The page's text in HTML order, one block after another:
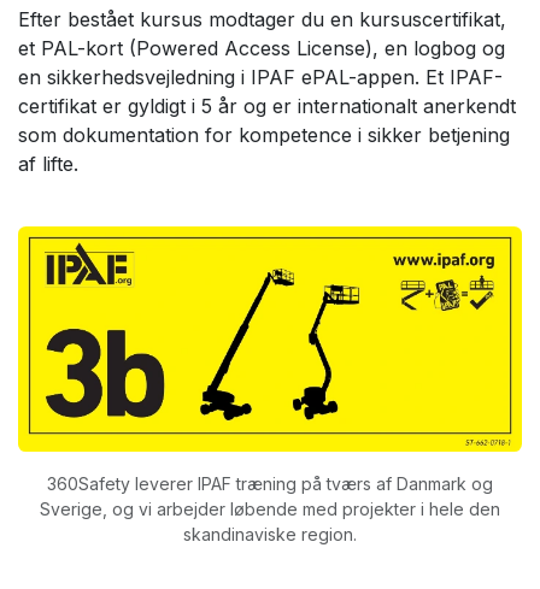
Efter bestået kursus modtager du en kursuscertifikat,
et PAL-kort (Powered Access License), en logbog og
en sikkerhedsvejledning i IPAF ePAL-appen. Et IPAF-
certifikat er gyldigt i 5 år og er internationalt anerkendt
som dokumentation for kompetence i sikker betjening
af lifte.
360Safety leverer IPAF træning på tværs af Danmark og
Sverige, og vi arbejder løbende med projekter i hele den
skandinaviske region.